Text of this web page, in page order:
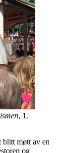
, 1.
blitt møtt av en
og